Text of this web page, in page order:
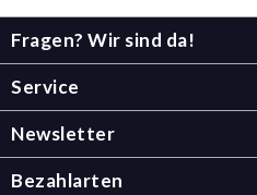
Fragen? Wir sind da!
Service
Newsletter
Bezahlarten